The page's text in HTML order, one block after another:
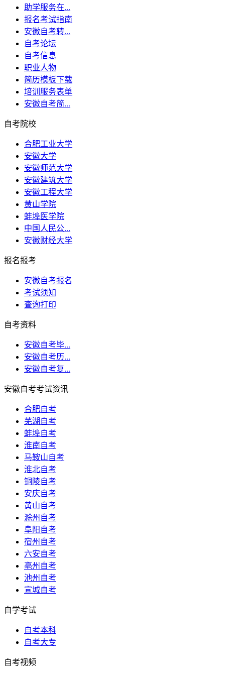
助学服务在...
报名考试指南
安徽自考转...
自考论坛
自考信息
职业人物
简历模板下载
培训服务表单
安徽自考简...
自考院校
合肥工业大学
安徽大学
安徽师范大学
安徽建筑大学
安徽工程大学
黄山学院
蚌埠医学院
中国人民公...
安徽财经大学
报名报考
安徽自考报名
考试须知
查询打印
自考资料
安徽自考毕...
安徽自考历...
安徽自考复...
安徽自考考试资讯
合肥自考
芜湖自考
蚌埠自考
淮南自考
马鞍山自考
淮北自考
铜陵自考
安庆自考
黄山自考
滁州自考
阜阳自考
宿州自考
六安自考
亳州自考
池州自考
宣城自考
自学考试
自考本科
自考大专
自考视频